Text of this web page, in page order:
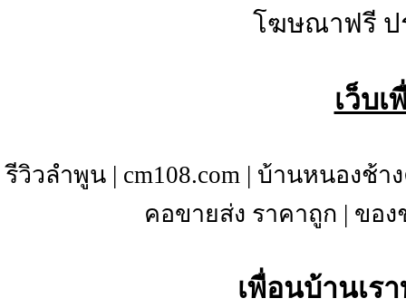
โฆษณาฟรี ป
เว็บ
รีวิวลำพูน | cm108.com | บ้านหนองช้า
คอขายส่ง ราคาถูก | ของ
เพื่อนบ้านเร